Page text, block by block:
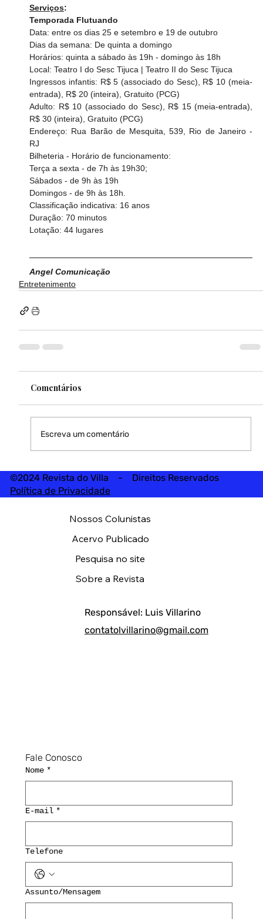
Serviços:
Temporada Flutuando
Data: entre os dias 25 e setembro e 19 de outubro
Dias da semana: De quinta a domingo
Horários: quinta a sábado às 19h - domingo às 18h
Local: Teatro I do Sesc Tijuca | Teatro II do Sesc Tijuca
Ingressos infantis: R$ 5 (associado do Sesc), R$ 10 (meia-
entrada), R$ 20 (inteira), Gratuito (PCG)
Adulto: R$ 10 (associado do Sesc), R$ 15 (meia-entrada),
R$ 30 (inteira), Gratuito (PCG)
Endereço: Rua Barão de Mesquita, 539, Rio de Janeiro -
RJ
Bilheteria - Horário de funcionamento:
Terça a sexta - de 7h às 19h30;
Sábados - de 9h às 19h
Domingos - de 9h às 18h.
Classificação indicativa: 16 anos
Duração: 70 minutos
Lotação: 44 lugares
Angel Comunicação
Entretenimento
Comentários
Escreva um comentário
©2024 Revista do Villa - Direitos Reservados
Política de Privacidade
Fale Conosco
Nome *
E-mail *
Telefone
Assunto/Mensagem
Responsável: Luis Villarino
contatolvillarino@gmail.com
Nossos Colunistas
Acervo Publicado
Pesquisa no site
Sobre a Revista